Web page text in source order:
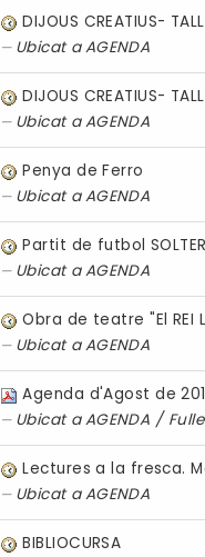
DIJOUS CREATIUS-
Ubicat aAGENDA
DIJOUS CREATIUS-
Ubicat aAGENDA
Penya de Ferro
Ubicat aAGENDA
Partit de futbol
Ubicat aAGENDA
Obra de teatre "El REI
Ubicat aAGENDA
Agenda d'Agost de
Ubicat aAGENDA /
Lectures a la fresca.
Ubicat aAGENDA
BIBLIOCURSA